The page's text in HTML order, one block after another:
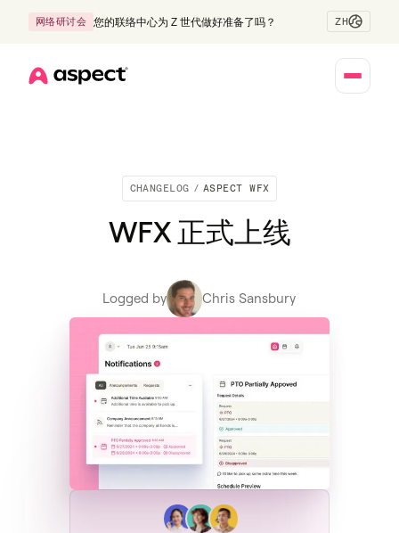
网络研讨会 您的联络中心为 Z 世代做好准备了吗？ ZH
CHANGELOG / ASPECT WFX
WFX 正式上线
Logged by Chris Sansbury